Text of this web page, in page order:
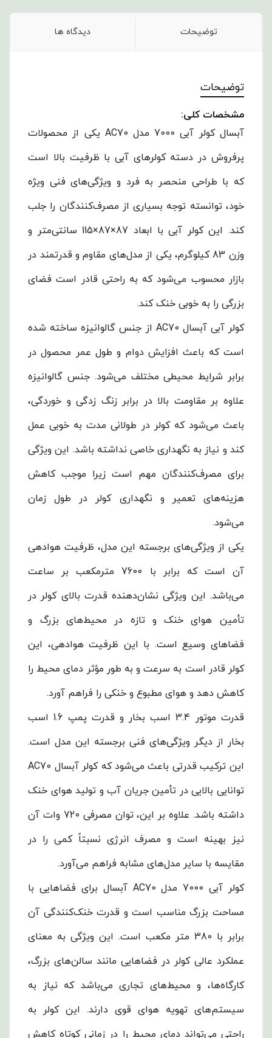
توضیحات دیدگاه ها
توضیحات
مشخصات کلی:
آبسال کولر آبی 7000 مدل AC70 یکی از محصولات
پرفروش در دسته کولرهای آبی با ظرفیت بالا است
که با طراحی منحصر به فرد و ویژگی‌های فنی ویژه
خود، توانسته توجه بسیاری از مصرف‌کنندگان را جلب
کند. این کولر آبی با ابعاد 87×87×115 سانتی‌متر و
وزن 83 کیلوگرم، یکی از مدل‌های مقاوم و قدرتمند در
بازار محسوب می‌شود که به راحتی قادر است فضای
بزرگی را به خوبی خنک کند.
کولر آبی آبسال AC70 از جنس گالوانیزه ساخته شده
است که باعث افزایش دوام و طول عمر محصول در
برابر شرایط محیطی مختلف می‌شود. جنس گالوانیزه
علاوه بر مقاومت بالا در برابر زنگ زدگی و خوردگی،
باعث می‌شود که کولر در طولانی مدت به خوبی عمل
کند و نیاز به نگهداری خاصی نداشته باشد. این ویژگی
برای مصرف‌کنندگان مهم است زیرا موجب کاهش
هزینه‌های تعمیر و نگهداری کولر در طول زمان
می‌شود.
یکی از ویژگی‌های برجسته این مدل، ظرفیت هوادهی
آن است که برابر با 7600 مترمکعب بر ساعت
می‌باشد. این ویژگی نشان‌دهنده قدرت بالای کولر در
تأمین هوای خنک و تازه در محیط‌های بزرگ و
فضاهای وسیع است. با این ظرفیت هوادهی، این
کولر قادر است به سرعت و به طور مؤثر دمای محیط را
کاهش دهد و هوای مطبوع و خنکی را فراهم آورد.
قدرت موتور 3.4 اسب بخار و قدرت پمپ 1.6 اسب
بخار از دیگر ویژگی‌های فنی برجسته این مدل است.
این ترکیب قدرتی باعث می‌شود که کولر آبسال AC70
توانایی بالایی در تأمین جریان آب و تولید هوای خنک
داشته باشد. علاوه بر این، توان مصرفی 720 وات آن
نیز بهینه است و مصرف انرژی نسبتاً کمی را در
مقایسه با سایر مدل‌های مشابه فراهم می‌آورد.
کولر آبی 7000 مدل AC70 آبسال برای فضاهایی با
مساحت بزرگ مناسب است و قدرت خنک‌کنندگی آن
برابر با 380 متر مکعب است. این ویژگی به معنای
عملکرد عالی کولر در فضاهایی مانند سالن‌های بزرگ،
کارگاه‌ها، و محیط‌های تجاری می‌باشد که نیاز به
سیستم‌های تهویه هوای قوی دارند. این کولر به
راحتی می‌تواند دمای محیط را در زمانی کوتاه کاهش